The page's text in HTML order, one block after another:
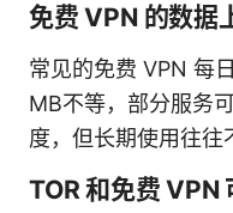
免费 VPN 的数据
常见的免费 VPN 每
MB不等，部分服务
度，但长期使用往往
TOR 和免费 VPN